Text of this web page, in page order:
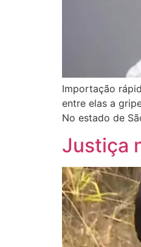
Importação
entre elas a
No estado de
Justiça